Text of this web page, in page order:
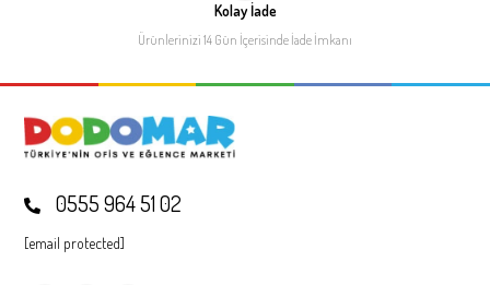
Kolay İade
Ürünlerinizi 14 Gün İçerisinde İade İmkanı
0555 964 51 02
[email protected]